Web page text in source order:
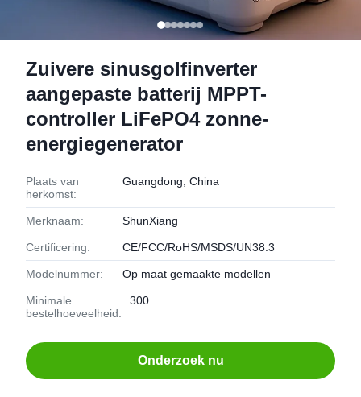
Zuivere sinusgolfinverter
aangepaste batterij MPPT-
controller LiFePO4 zonne-
energiegenerator
Plaats van
herkomst:
Guangdong, China
Merknaam: ShunXiang
Certificering: CE/FCC/RoHS/MSDS/UN38.3
Modelnummer: Op maat gemaakte modellen
Minimale
bestelhoeveelheid:
300
Onderzoek nu